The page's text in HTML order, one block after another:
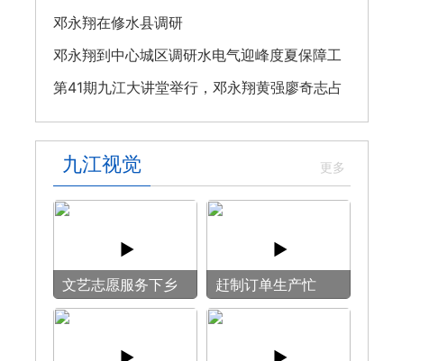
邓永翔在修水县调研
邓永翔到中心城区调研水电气迎峰度夏保障工
作
第41期九江大讲堂举行，邓永翔黄强廖奇志占
勇出席
九江视觉
文艺志愿服务下乡
用镜头记录乡村笑
赶制订单生产忙